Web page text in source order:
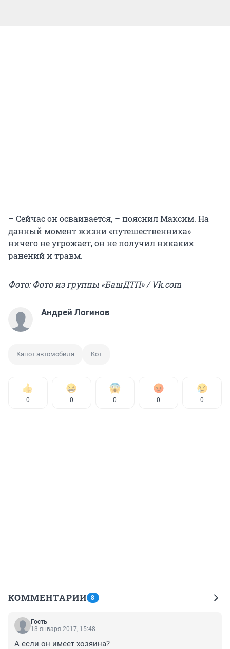
– Сейчас он осваивается, – пояснил Максим. На
данный момент жизни «путешественника»
ничего не угрожает, он не получил никаких
ранений и травм.
Фото: Фото из группы «БашДТП» / Vk.com
Андрей Логинов
Капот автомобиля Кот
0 0 0 0 0
КОММЕНТАРИИ 8
Гость
13 января 2017, 15:48
А если он имеет хозяина?